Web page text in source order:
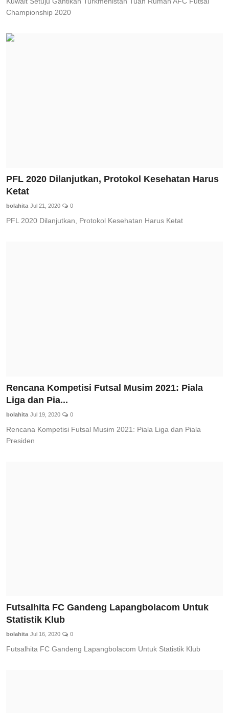
Championship 2020
PFL 2020 Dilanjutkan, Protokol Kesehatan Harus
Ketat
bolahita Jul 21, 2020 0
PFL 2020 Dilanjutkan, Protokol Kesehatan Harus Ketat
Rencana Kompetisi Futsal Musim 2021: Piala
Liga dan Pia...
bolahita Jul 19, 2020 0
Rencana Kompetisi Futsal Musim 2021: Piala Liga dan Piala
Presiden
Futsalhita FC Gandeng Lapangbolacom Untuk
Statistik Klub
bolahita Jul 16, 2020 0
Futsalhita FC Gandeng Lapangbolacom Untuk Statistik Klub